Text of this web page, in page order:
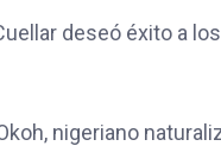
deseó éxito a
nigeriano